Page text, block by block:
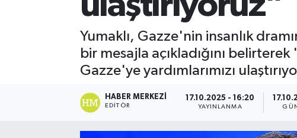
Yumaklı, Gazze'nin insanlık
bir mesajla açıkladığını
Gazze'ye yardımlarımızı
HABER MERKEZI
EDITÖR
17.10.2025 - 16:20
YAYINLANMA